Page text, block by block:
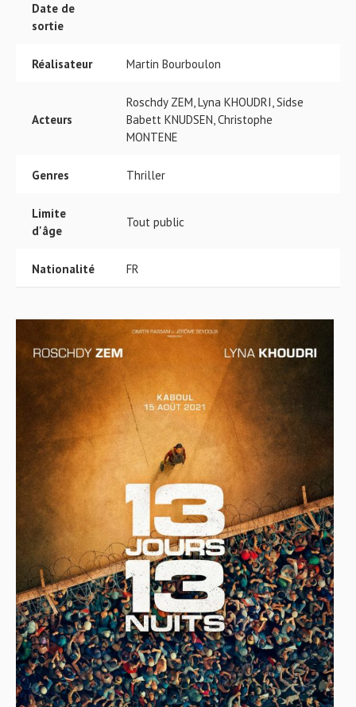
Date de
sortie
Réalisateur Martin Bourboulon
Acteurs
Roschdy ZEM, Lyna KHOUDRI, Sidse
Babett KNUDSEN, Christophe
MONTENE
Genres Thriller
Limite
d'âge
Tout public
Nationalité FR